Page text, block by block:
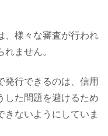
、様々な審査が行われ
ません。
発行できるのは、信用
した問題を避けるため
きないようにしていま